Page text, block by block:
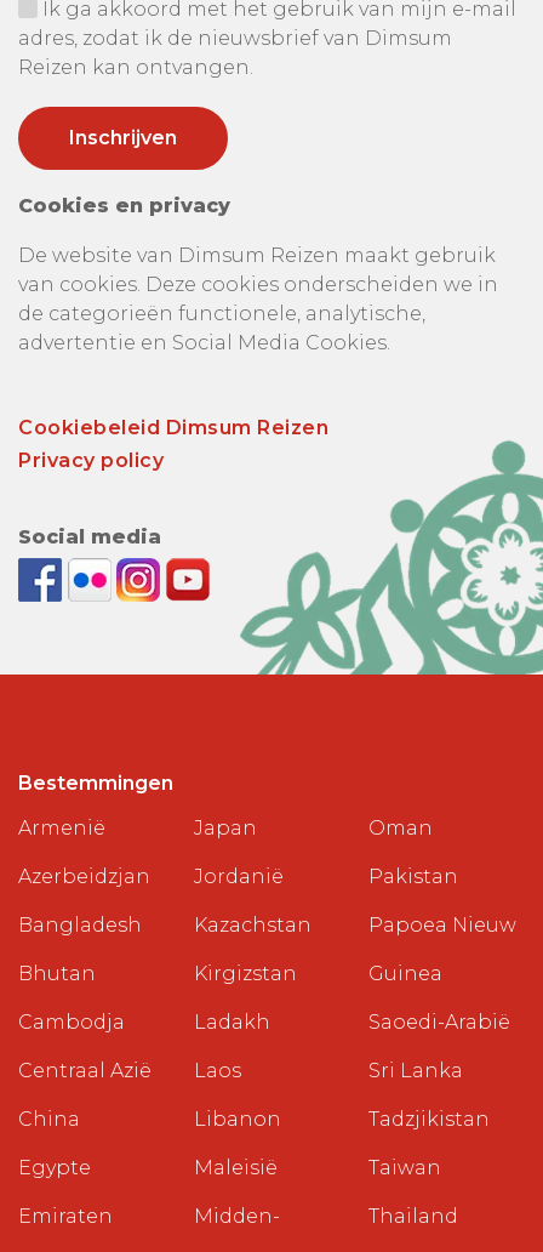
Ik ga akkoord met het gebruik van mijn e-mail
adres, zodat ik de nieuwsbrief van Dimsum
Reizen kan ontvangen.
Cookies en privacy
De website van Dimsum Reizen maakt gebruik
van cookies. Deze cookies onderscheiden we in
de categorieën functionele, analytische,
advertentie en Social Media Cookies.
Cookiebeleid Dimsum Reizen
Privacy policy
Social media
Bestemmingen
Armenië
Azerbeidzjan
Bangladesh
Bhutan
Cambodja
Centraal Azië
China
Egypte
Emiraten
Japan
Jordanië
Kazachstan
Kirgizstan
Ladakh
Laos
Libanon
Maleisië
Midden-
Oman
Pakistan
Papoea Nieuw
Guinea
Saoedi-Arabië
Sri Lanka
Tadzjikistan
Taiwan
Thailand